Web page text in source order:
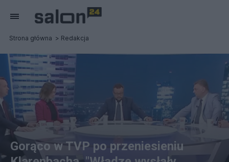
Strona główna Redakcja
Gorąco w TVP po przeniesieniu